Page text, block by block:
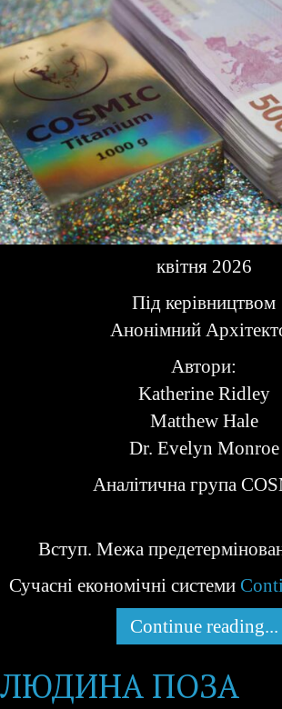
квітня 2026
Під керівництвом
Анонімний
Автори:
Katherine Ridley
Matthew Hale
Dr. Evelyn Monroe
Аналітична група
Вступ. Межа
Сучасні економічні системи
Continue reading...
ЛЮДИНА ПОЗА